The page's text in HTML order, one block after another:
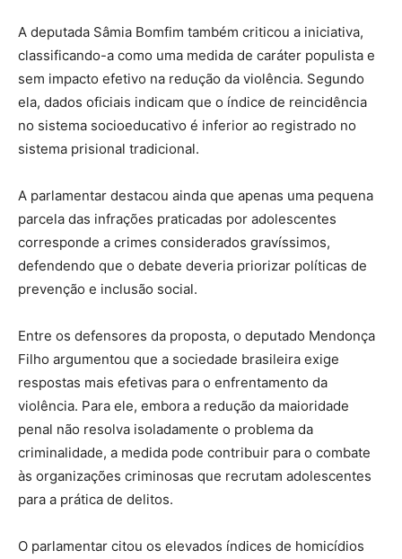
A deputada Sâmia Bomfim também criticou a iniciativa,
classificando-a como uma medida de caráter populista e
sem impacto efetivo na redução da violência. Segundo
ela, dados oficiais indicam que o índice de reincidência
no sistema socioeducativo é inferior ao registrado no
sistema prisional tradicional.
A parlamentar destacou ainda que apenas uma pequena
parcela das infrações praticadas por adolescentes
corresponde a crimes considerados gravíssimos,
defendendo que o debate deveria priorizar políticas de
prevenção e inclusão social.
Entre os defensores da proposta, o deputado Mendonça
Filho argumentou que a sociedade brasileira exige
respostas mais efetivas para o enfrentamento da
violência. Para ele, embora a redução da maioridade
penal não resolva isoladamente o problema da
criminalidade, a medida pode contribuir para o combate
às organizações criminosas que recrutam adolescentes
para a prática de delitos.
O parlamentar citou os elevados índices de homicídios